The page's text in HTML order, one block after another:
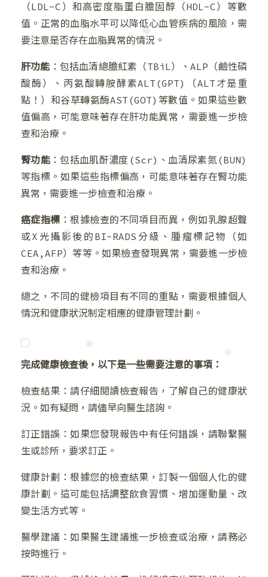
（LDL-C）和高密度脂蛋白膽固醇（HDL-C）等數
值。正常的血脂水平可以降低心血管疾病的風險，需
要注意是否存在血脂異常的情況。
肝功能：包括血清總膽紅素（TBiL）、ALP（鹼性磷
酸酶）、丙氨酸轉胺酵素ALT(GPT)（ALT才是重
點！）和谷草轉氨酶AST(GOT)等數值。如果這些數
值偏高，可能意味著存在肝功能異常，需要進一步檢
查和治療。
腎功能：包括血肌酐濃度(Scr)、血清尿素氮(BUN)
等指標。如果這些指標偏高，可能意味著存在腎功能
異常，需要進一步檢查和治療。
癌症指標 ：根據檢查的不同項目而異，例如乳腺超聲
或X光攝影後的BI-RADS分級、腫瘤標記物（如
CEA,AFP）等等。如果檢查發現異常，需要進一步檢
查和治療。
總之，不同的健檢項目有不同的重點，需要根據個人
情況和健康狀況制定相應的健康管理計劃。
完成健康檢查後，以下是一些需要注意的事項：
檢查結果：請仔細閱讀檢查報告，了解自己的健康狀
況。如有疑問，請儘早向醫生諮詢。
訂正錯誤：如果您發現報告中有任何錯誤，請聯繫醫
生或診所，要求訂正。
健康計劃：根據您的檢查結果，訂製一個個人化的健
康計劃。這可能包括調整飲食習慣、增加運動量、改
變生活方式等。
醫學建議：如果醫生建議進一步檢查或治療，請務必
按時進行。
❆
❆
❅